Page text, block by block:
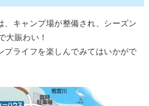
キャンプ場が整備され、シーズン
大賑わい！
ライフを楽しんでみてはいかがで